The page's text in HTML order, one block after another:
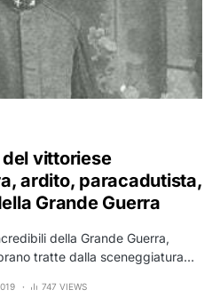
vittoriese
ardito, paracadutista,
Grande Guerra
della Grande Guerra,
tratte dalla sceneggiatura…
747 VIEWS